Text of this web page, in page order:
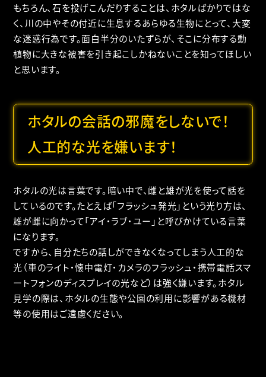
もちろん、石を投げこんだりすることは、ホタルばかりではな
く、川の中やその付近に生息するあらゆる生物にとって、大変
な迷惑行為です。面白半分のいたずらが、そこに分布する動
植物に大きな被害を引き起こしかねないことを知ってほしい
と思います。
ホタルの会話の邪魔をしないで！
人工的な光を嫌います！
ホタルの光は言葉です。暗い中で、雌と雄が光を使って話を
しているのです。たとえば「フラッシュ発光」という光り方は、
雄が雌に向かって「アイ・ラブ・ユー」と呼びかけている言葉
になります。
ですから、自分たちの話しができなくなってしまう人工的な
光（車のライト・懐中電灯・カメラのフラッシュ・携帯電話スマ
ートフォンのディスプレイの光など）は強く嫌います。ホタル
見学の際は、ホタルの生態や公園の利用に影響がある機材
等の使用はご遠慮ください。